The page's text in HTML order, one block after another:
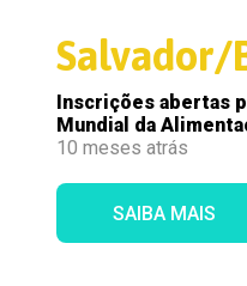
Salvador/
Inscrições abertas
Mundial da
10 meses atrás
SAIBA MAIS